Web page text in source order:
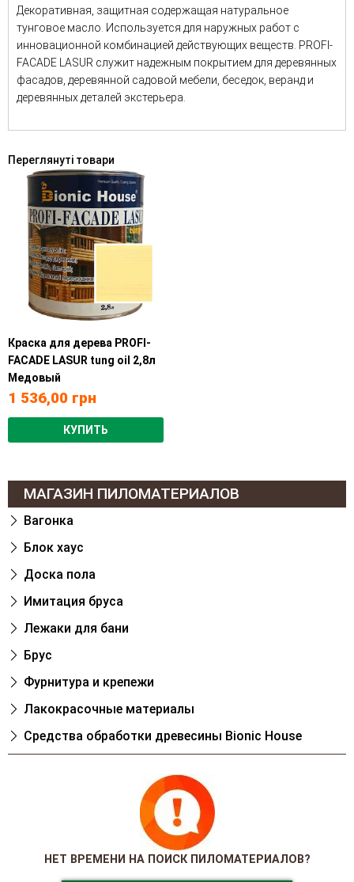
Декоративная, защитная содержащая натуральное
тунговое масло. Используется для наружных работ с
инновационной комбинацией действующих веществ. PROFI-
FACADE LASUR служит надежным покрытием для деревянных
фасадов, деревянной садовой мебели, беседок, веранд и
деревянных деталей экстерьера.
Переглянуті товари
Краска для дерева PROFI-
FACADE LASUR tung oil 2,8л
Медовый
1 536,00 грн
КУПИТЬ
МАГАЗИН ПИЛОМАТЕРИАЛОВ
Вагонка
Блок хаус
Доска пола
Имитация бруса
Лежаки для бани
Брус
Фурнитура и крепежи
Лакокрасочные материалы
Cредства обработки древесины Bionic House
НЕТ ВРЕМЕНИ НА ПОИСК ПИЛОМАТЕРИАЛОВ?